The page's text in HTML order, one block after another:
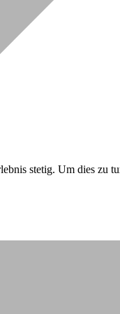
stetig. Um dies zu